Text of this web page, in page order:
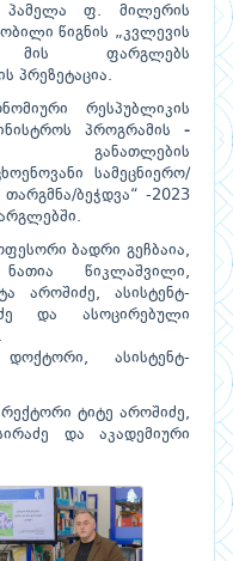
პამელა ფ. მილერის
წიგნის „კვლევის
მის ფარგლებს
პრეზეტაცია.
რესპუბლიკის
პროგრამის -
სამეცნიერო/
ბეჭდვა“ -2023
ბადრი გეჩბაია,
წიკლაშვილი,
აროშიძე, ასისტენტ-
და ასოცირებული
ასისტენტ-
ტიტე აროშიძე,
და აკადემიური